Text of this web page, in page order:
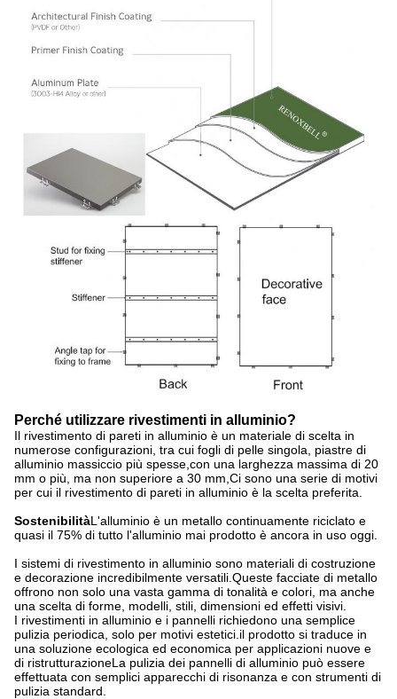
Perché utilizzare rivestimenti in alluminio?
Il rivestimento di pareti in alluminio è un materiale di scelta in
numerose configurazioni, tra cui fogli di pelle singola, piastre di
alluminio massiccio più spesse,con una larghezza massima di 20
mm o più, ma non superiore a 30 mm,Ci sono una serie di motivi
per cui il rivestimento di pareti in alluminio è la scelta preferita.
SostenibilitàL'alluminio è un metallo continuamente riciclato e
quasi il 75% di tutto l'alluminio mai prodotto è ancora in uso oggi.
I sistemi di rivestimento in alluminio sono materiali di costruzione
e decorazione incredibilmente versatili.Queste facciate di metallo
offrono non solo una vasta gamma di tonalità e colori, ma anche
una scelta di forme, modelli, stili, dimensioni ed effetti visivi.
I rivestimenti in alluminio e i pannelli richiedono una semplice
pulizia periodica, solo per motivi estetici.il prodotto si traduce in
una soluzione ecologica ed economica per applicazioni nuove e
di ristrutturazioneLa pulizia dei pannelli di alluminio può essere
effettuata con semplici apparecchi di risonanza e con strumenti di
pulizia standard.